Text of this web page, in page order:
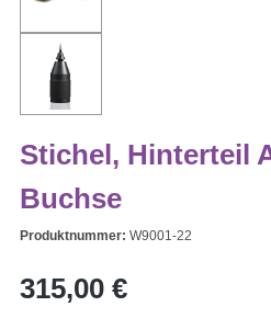
Stichel, Hinterteil
Buchse
Produktnummer: W9001-22
Regulärer Preis:
315,00 €